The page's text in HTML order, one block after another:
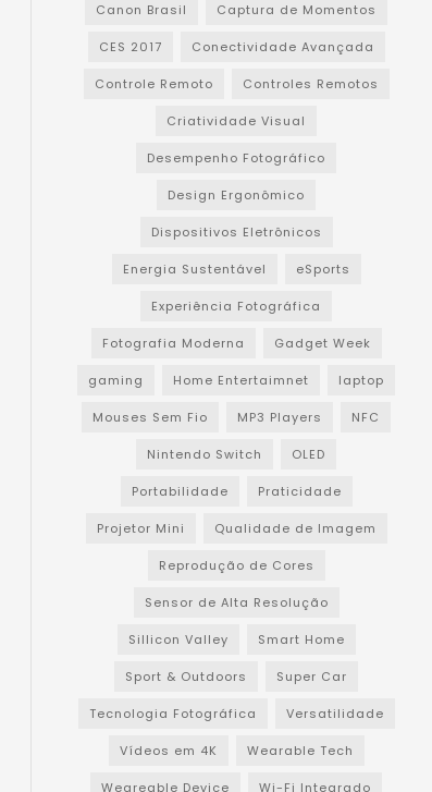
Canon Brasil Captura de Momentos
CES 2017 Conectividade Avançada
Controle Remoto Controles Remotos
Criatividade Visual
Desempenho Fotográfico
Design Ergonômico
Dispositivos Eletrônicos
Energia Sustentável eSports
Experiência Fotográfica
Fotografia Moderna Gadget Week
gaming Home Entertaimnet laptop
Mouses Sem Fio MP3 Players NFC
Nintendo Switch OLED
Portabilidade Praticidade
Projetor Mini Qualidade de Imagem
Reprodução de Cores
Sensor de Alta Resolução
Sillicon Valley Smart Home
Sport & Outdoors Super Car
Tecnologia Fotográfica Versatilidade
Vídeos em 4K Wearable Tech
Weareable Device Wi-Fi Integrado